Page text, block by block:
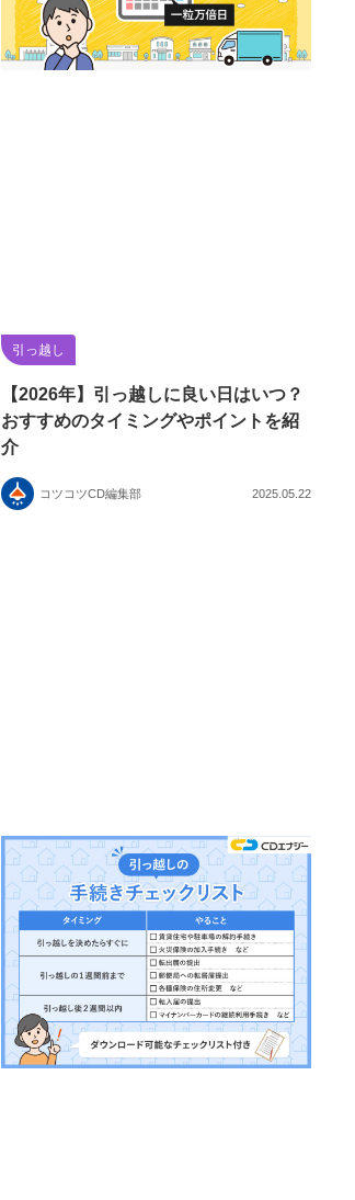
引っ越し
【2026年】引っ越しに良い日はいつ？
おすすめのタイミングやポイントを紹
介
コツコツCD編集部 2025.05.22